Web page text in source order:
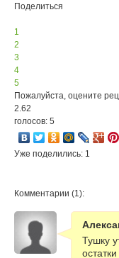
Поделиться
1
2
3
4
5
Пожалуйста, оцените
2.62
голосов: 5
Уже поделились: 1
Комментарии (1):
Тушку